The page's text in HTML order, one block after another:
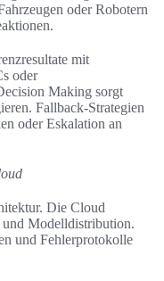
oder Robotern
mit
oder
Making sorgt
Fallback-Strategien
oder Eskalation an
Die Cloud
Modelldistribution.
und Fehlerprotokolle